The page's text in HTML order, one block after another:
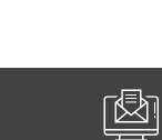
limpieza